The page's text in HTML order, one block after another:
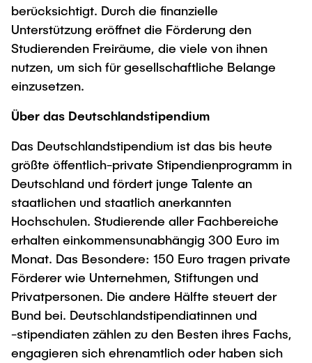
berücksichtigt. Durch die finanzielle
Unterstützung eröffnet die Förderung den
Studierenden Freiräume, die viele von ihnen
nutzen, um sich für gesellschaftliche Belange
einzusetzen.
Über das Deutschlandstipendium
Das Deutschlandstipendium ist das bis heute
größte öffentlich-private Stipendienprogramm in
Deutschland und fördert junge Talente an
staatlichen und staatlich anerkannten
Hochschulen. Studierende aller Fachbereiche
erhalten einkommensunabhängig 300 Euro im
Monat. Das Besondere: 150 Euro tragen private
Förderer wie Unternehmen, Stiftungen und
Privatpersonen. Die andere Hälfte steuert der
Bund bei. Deutschlandstipendiatinnen und
-stipendiaten zählen zu den Besten ihres Fachs,
engagieren sich ehrenamtlich oder haben sich